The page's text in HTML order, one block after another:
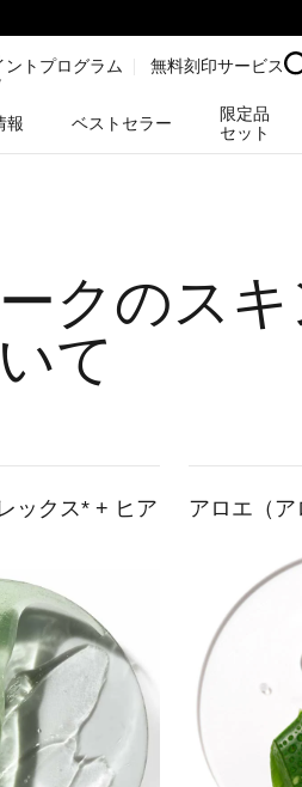
ントプログラム 無料刻印サービス
報 ベストセラー
限定品
セット
クのス
て
ックス* + ヒア
アロエ（ア